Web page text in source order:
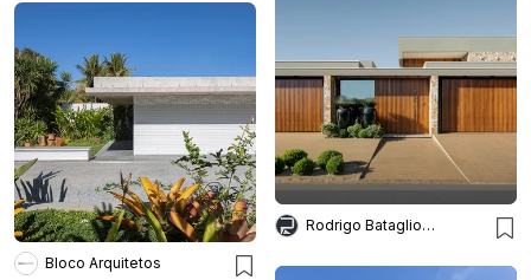
Rodrigo Batagliotti Arquitetos
Bloco Arquitetos